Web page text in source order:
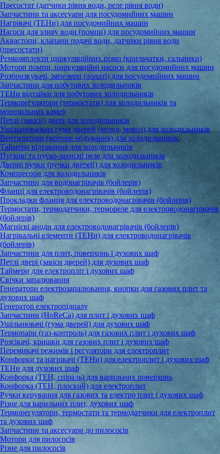
Пресостат (датчики рівня води, реле рівня води)
Запчастини та аксесуари для посудомийних машин
Нагрівачі (ТЕНи) для посудомийних машин
Насоси для зливу води (помпи) для посудомийних машин
Аквастопи, клапани подачі води, датчики рівня води
(пресостати)
Ремкомплекти циркуляційних помп (крильчатки, сальники)
Мотори помпи, циркуляційні насоси для посудомийних машин
Розбризкувачі, імпелери (лопаті) для посудомийних машин
Запчастини для побутових холодильників
ТЕНи відтайки для побутових холодильників
Терморегулятори (термостати) для холодильників та
морозильних камер
Петлі (завіси) двері для холодильників
Ущільнювальна гума дверей (холод, мороз) для холодильників
Вентилятори (мотори обдування) для холодильників.
Таймери відтавання для холодильників
Пускові та пуско-захисні реле для холодильників
Дверні ручки (ручки дверей) для холодильників
Компресори для холодильників
Запчастини для водонагрівачів (бойлерів)
Фланці для електроводонагрівачів (бойлерів)
Прокладки фланця для електроводонагрівачів (бойлерів)
Термостати, термодатчики, термореле для електроводонагрівачів
(бойлерів)
Магнієві аноди для електроводонагрівачів (бойлерів)
Нагрівальні елементи (ТЕНи) для електроводонагрівачів
(бойлерів)
Запчастини для плит, поверхонь і духових шаф
Петлі двері (завіси дверей) для духових шаф
Таймери для електропліт і духових шаф
Свічки запалювання
Генератори електрозапалювання, кнопки для газових плит та
духових шаф
Генератор електропідпалу
Запчастини (HoReCa) для плит і духових шаф
Ущільнювачі (гума дверей) для духових шаф
Термопари (газ-контроль) для газових плит і духових шаф
Розсікачі, кришки для газових плит і духових шаф
Перемикачі режимів і регулятори для електроплит
Конфорки та нагрівачі (ТЕНи) для електроплит і духових шаф
ТЕНи для духових шаф
Конфорка (ТЕН, спіраль) для варильних поверхонь
Конфорка (ТЕН, плоский) для електроплит
Ручки керування для газових та електро плит і духових шаф
Різне для варильних плит, духових шаф
Терморегулятори, термостати та термодатчики для електроплит
та духових шаф
Запчастини та аксесуари до пилососів
Мотори для пилососів
Різне для пилососів